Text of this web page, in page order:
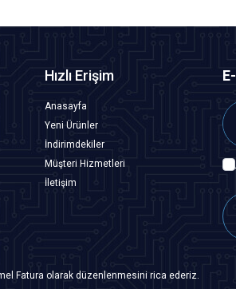
Hızlı Erişim
Anasayfa
Yeni Ürünler
İndirimdekiler
Müşteri Hizmetleri
İletişim
Fatura olarak düzenlenmesini rica ederiz.